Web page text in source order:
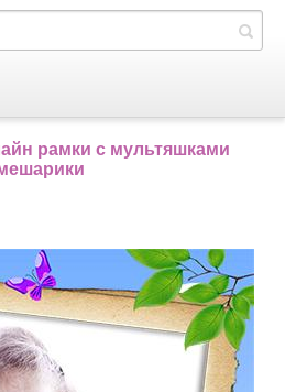
рамки с мультяшками